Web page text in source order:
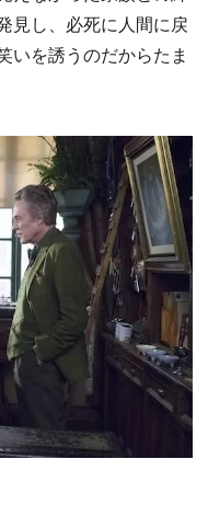
見し、必死に人間に戻
いを誘うのだからたま